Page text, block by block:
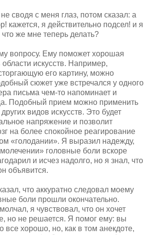
сводя с меня глаз, потом сказал: а
кажется, я действительно подсел! и я
что же мне теперь делать?
вопросу. Ему поможет хорошая
искусств. Например,
его картину, можно
сюжет уже встречался у одного
письма чем-то напоминает и
Подобный прием можно применить
видов искусств. Это будет
напряжение и позволит
на более спокойное реагирование
«голодании». Я выразил надежду,
головные боли вскоре
и исчез надолго, но я знал, что
объявится.
что аккуратно следовал моему
боли прошли окончательно.
я чувствовал, что он хочет
но не решается. Я помог ему: вы
все хорошо, но, как в том анекдоте,